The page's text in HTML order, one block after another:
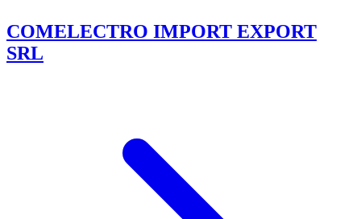
COMELECTRO IMPORT EXPORT
SRL